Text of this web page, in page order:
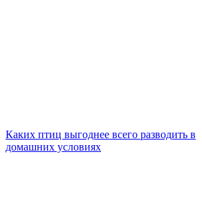
Каких птиц выгоднее всего разводить в
домашних условиях